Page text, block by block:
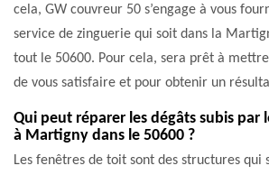
cela, GW couvreur 50 s’engage à vous
service de zinguerie qui soit dans la
tout le 50600. Pour cela, sera prêt à
de vous satisfaire et pour obtenir un
Qui peut réparer les dégâts subis par
à Martigny dans le 50600 ?
Les fenêtres de toit sont des structures qui